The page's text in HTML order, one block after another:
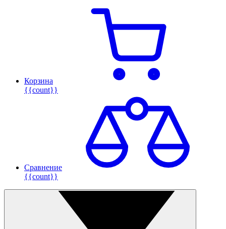
Корзина
{{count}}
Сравнение
{{count}}